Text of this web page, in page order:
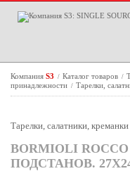
Компания S3 / Каталог товаров /
принадлежности / Тарелки,
Тарелки, салатники, креманки
BORMIOLI
ПОДСТАНОВ.